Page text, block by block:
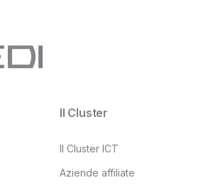
Il Cluster
Il Cluster ICT
Aziende affiliate